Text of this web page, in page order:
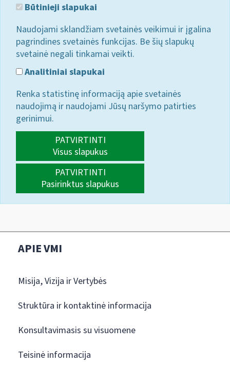
Būtinieji slapukai
Naudojami sklandžiam svetainės veikimui ir įgalina
pagrindines svetainės funkcijas. Be šių slapukų
svetainė negali tinkamai veikti.
Analitiniai slapukai
Renka statistinę informaciją apie svetainės
naudojimą ir naudojami Jūsų naršymo patirties
gerinimui.
PATVIRTINTI
Visus slapukus
PATVIRTINTI
Pasirinktus slapukus
APIE VMI
Misija, Vizija ir Vertybės
Struktūra ir kontaktinė informacija
Konsultavimasis su visuomene
Teisinė informacija